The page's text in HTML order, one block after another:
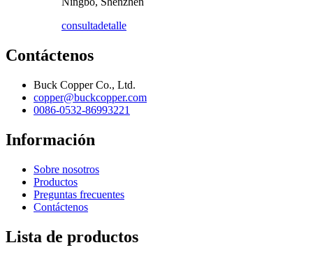
consultadetalle
Contáctenos
Buck Copper Co., Ltd.
copper@buckcopper.com
0086-0532-86993221
Información
Sobre nosotros
Productos
Preguntas frecuentes
Contáctenos
Lista de productos